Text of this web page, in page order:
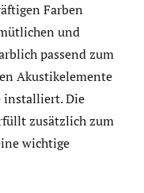
Farben
und
passend zum
Akustikelemente
installiert. Die
zusätzlich zum
wichtige